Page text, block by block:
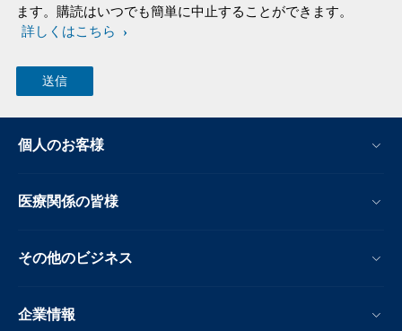
ます。購読はいつでも簡単に中止することができます。
詳しくはこちら
個人のお客様
医療関係の皆様
その他のビジネス
企業情報